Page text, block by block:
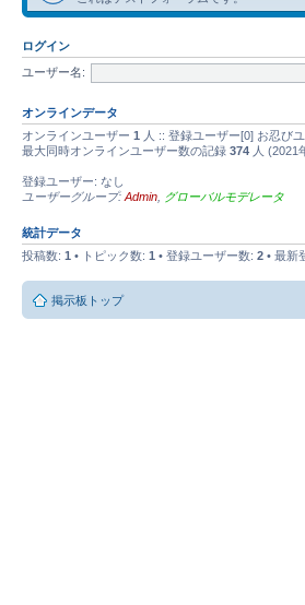
ログイン
ユーザー名:
オンラインデータ
オンラインユーザー 1 人 :: 登録ユーザー[0] お忍び
最大同時オンラインユーザー数の記録 374 人 (2021
登録ユーザー: なし
ユーザーグループ: Admin グローバルモデレータ
統計データ
投稿数: 1 • トピック数: 1 • 登録ユーザー数: 2 • 最新
掲示板トップ